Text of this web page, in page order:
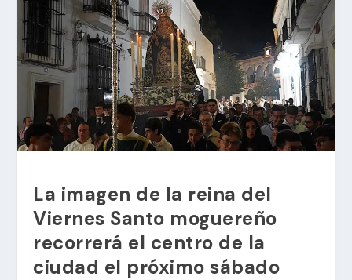
La imagen de la reina del
Viernes Santo moguereño
recorrerá el centro de la
ciudad el próximo sábado